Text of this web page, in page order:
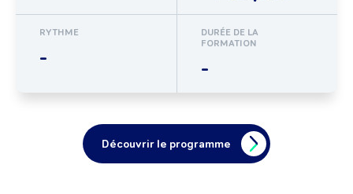
RYTHME
-
DURÉE DE LA
FORMATION
-
Découvrir le programme